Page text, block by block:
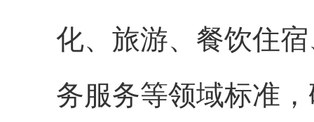
化、旅游、餐饮住
务服务等领域标准